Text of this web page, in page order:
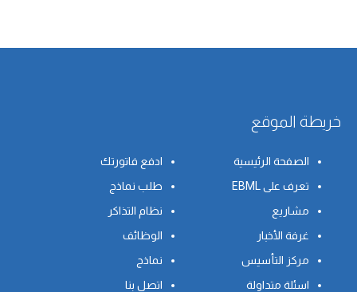
خريطة الموقع
الصفحة الرئيسية
ادفع فاتورتك
تعرف على EBML
طلب نماذج
مشاريع
نظام التذاكر
غرفة الأخبار
الوظائف
مركز التأسيس
نماذج
اسئلة متداولة
اتصل بنا